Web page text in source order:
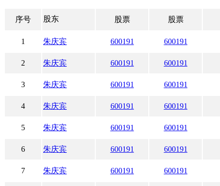
序号 股东 股票 股票
1 朱庆宾 600191 600191
2 朱庆宾 600191 600191
3 朱庆宾 600191 600191
4 朱庆宾 600191 600191
5 朱庆宾 600191 600191
6 朱庆宾 600191 600191
7 朱庆宾 600191 600191